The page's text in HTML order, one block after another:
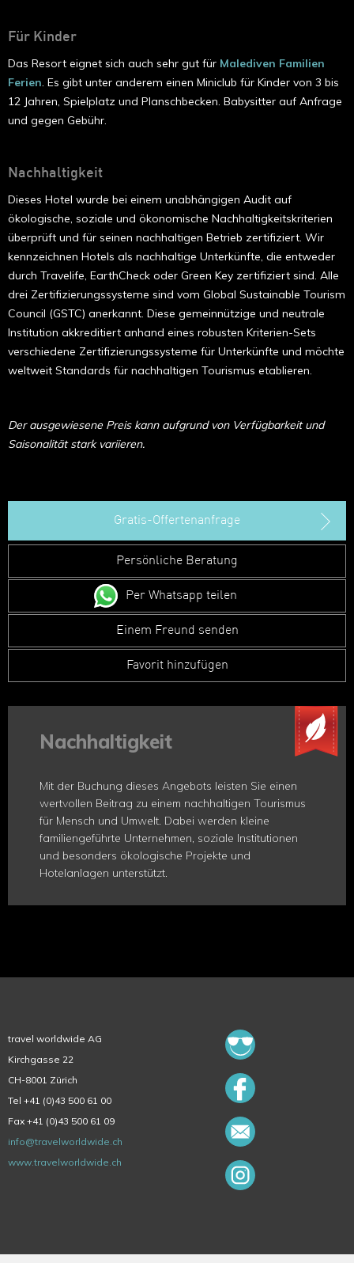
Für Kinder
Das Resort eignet sich auch sehr gut für Malediven Familien
Ferien. Es gibt unter anderem einen Miniclub für Kinder von 3 bis
12 Jahren, Spielplatz und Planschbecken. Babysitter auf Anfrage
und gegen Gebühr.
Nachhaltigkeit
Dieses Hotel wurde bei einem unabhängigen Audit auf
ökologische, soziale und ökonomische Nachhaltigkeitskriterien
überprüft und für seinen nachhaltigen Betrieb zertifiziert. Wir
kennzeichnen Hotels als nachhaltige Unterkünfte, die entweder
durch Travelife, EarthCheck oder Green Key zertifiziert sind. Alle
drei Zertifizierungssysteme sind vom Global Sustainable Tourism
Council (GSTC) anerkannt. Diese gemeinnützige und neutrale
Institution akkreditiert anhand eines robusten Kriterien-Sets
verschiedene Zertifizierungssysteme für Unterkünfte und möchte
weltweit Standards für nachhaltigen Tourismus etablieren.
Der ausgewiesene Preis kann aufgrund von Verfügbarkeit und
Saisonalität stark variieren.
Gratis-Offertenanfrage
Persönliche Beratung
Per Whatsapp teilen
Einem Freund senden
Favorit hinzufügen
Nachhaltigkeit
Mit der Buchung dieses Angebots leisten Sie einen
wertvollen Beitrag zu einem nachhaltigen Tourismus
für Mensch und Umwelt. Dabei werden kleine
familiengeführte Unternehmen, soziale Institutionen
und besonders ökologische Projekte und
Hotelanlagen unterstützt.
travel worldwide AG
Kirchgasse 22
CH-8001 Zürich
Tel +41 (0)43 500 61 00
Fax +41 (0)43 500 61 09
info@travelworldwide.ch
www.travelworldwide.ch